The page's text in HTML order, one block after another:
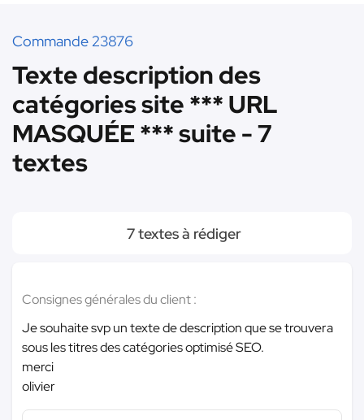
Commande 23876
Texte description des
catégories site *** URL
MASQUÉE *** suite - 7
textes
7 textes à rédiger
Consignes générales du client :
Je souhaite svp un texte de description que se trouvera
sous les titres des catégories optimisé SEO.
merci
olivier